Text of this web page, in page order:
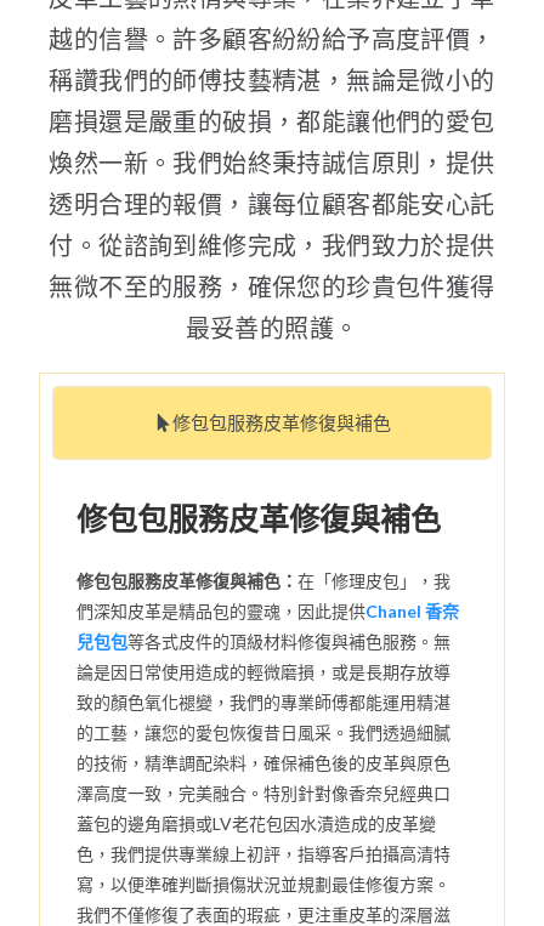
越的信譽。許多顧客紛紛給予高度評價，
稱讚我們的師傅技藝精湛，無論是微小的
磨損還是嚴重的破損，都能讓他們的愛包
煥然一新。我們始終秉持誠信原則，提供
透明合理的報價，讓每位顧客都能安心託
付。從諮詢到維修完成，我們致力於提供
無微不至的服務，確保您的珍貴包件獲得
最妥善的照護。
修包包服務皮革修復與補色
修包包服務皮革修復與補色
修包包服務皮革修復與補色：在「修理皮包」，我
們深知皮革是精品包的靈魂，因此提供Chanel 香奈
兒包包等各式皮件的頂級材料修復與補色服務。無
論是因日常使用造成的輕微磨損，或是長期存放導
致的顏色氧化褪變，我們的專業師傅都能運用精湛
的工藝，讓您的愛包恢復昔日風采。我們透過細膩
的技術，精準調配染料，確保補色後的皮革與原色
澤高度一致，完美融合。特別針對像香奈兒經典口
蓋包的邊角磨損或LV老花包因水漬造成的皮革變
色，我們提供專業線上初評，指導客戶拍攝高清特
寫，以便準確判斷損傷狀況並規劃最佳修復方案。
我們不僅修復了表面的瑕疵，更注重皮革的深層滋